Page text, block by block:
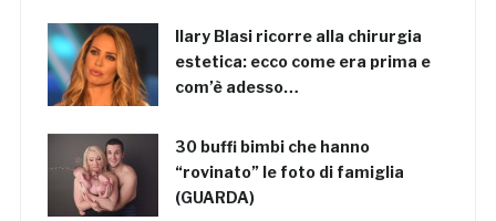
Ilary Blasi ricorre alla chirurgia
estetica: ecco come era prima e
com’è adesso…
30 buffi bimbi che hanno
“rovinato” le foto di famiglia
(GUARDA)